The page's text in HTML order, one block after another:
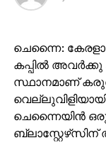
ചെന്നൈ:
കപ്പില്‍
സ്ഥാനമാണ്
ചെന്നൈയിന്‍ ഒരു